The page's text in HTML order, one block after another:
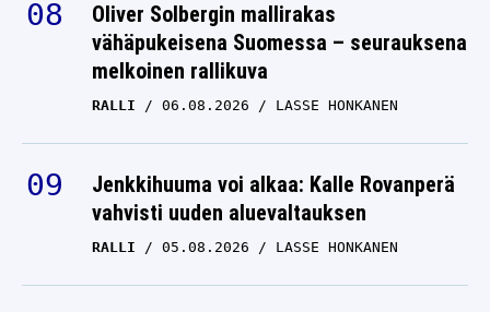
Oliver Solbergin mallirakas
vähäpukeisena Suomessa – seurauksena
melkoinen rallikuva
RALLI 06.08.2026 LASSE HONKANEN
Jenkkihuuma voi alkaa: Kalle Rovanperä
vahvisti uuden aluevaltauksen
RALLI 05.08.2026 LASSE HONKANEN